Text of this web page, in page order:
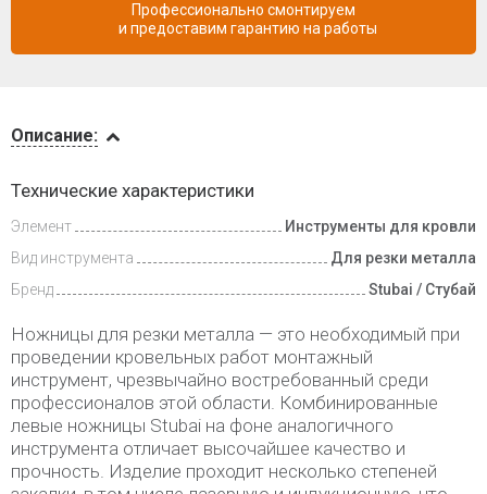
и оплата
Описание:
Технические характеристики
Элемент
Инструменты для кровли
Вид инструмента
Для резки металла
Бренд
Stubai / Стубай
Ножницы для резки металла — это необходимый при
проведении кровельных работ монтажный
инструмент, чрезвычайно востребованный среди
профессионалов этой области. Комбинированные
левые ножницы Stubai на фоне аналогичного
инструмента отличает высочайшее качество и
прочность. Изделие проходит несколько степеней
Профессионально смонтируем
и предоставим гарантию на работы